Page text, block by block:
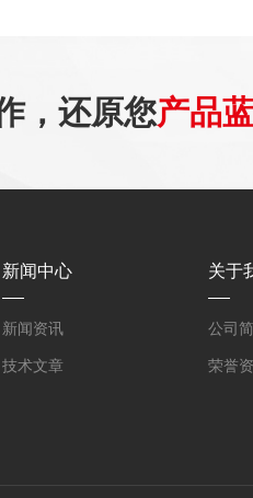
，还原您产品
新闻中心
新闻资讯
技术文章
关于
公司
荣誉